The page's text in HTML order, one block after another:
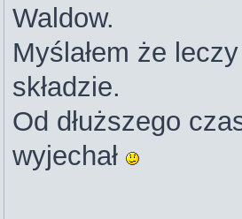
Waldow.
Myślałem że
składzie.
Od dłuższego
wyjechał